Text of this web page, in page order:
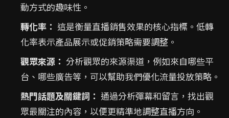
動方式的趣味性。
轉化率： 這是衡量直播銷售效果的核心指標。低轉
化率表示產品展示或促銷策略需要調整。
觀眾來源： 分析觀眾的來源渠道，例如來自哪些平
台、哪些廣告等，可以幫助我們優化流量投放策略。
熱門話題及關鍵詞： 通過分析彈幕和留言，找出觀
眾最關注的內容，以便更精準地調整直播方向。